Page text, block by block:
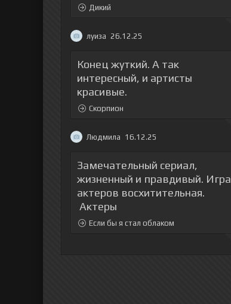
Дикий
луиза 26.12.25
Конец жуткий. А так
интересный, и артисты
красивые.
Скорпион
Людмила 16.12.25
Замечательный сериал,
жизненный и правдивый. Игра
актеров восхитительная.
Актеры
Если бы я стал облаком